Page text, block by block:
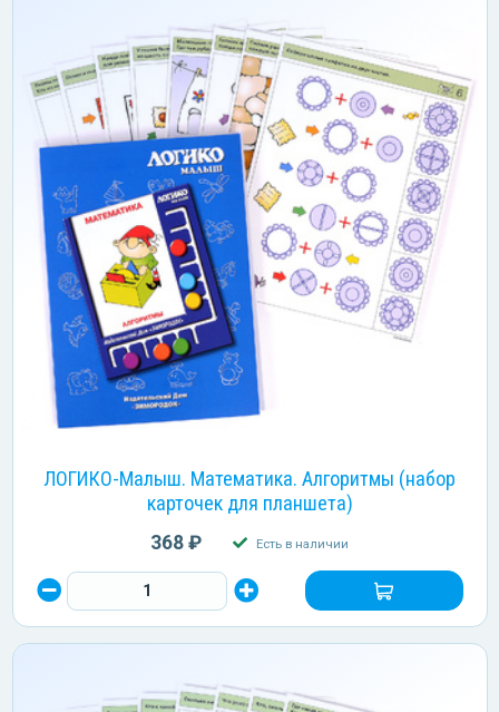
ЛОГИКО-Малыш. Математика. Алгоритмы (набор
карточек для планшета)
368 ₽ Есть в наличии